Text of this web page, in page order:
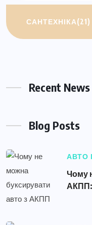
САНТЕХНІКА(21)
Recent News
Blog Posts
АВТО
Чому
АКПП: